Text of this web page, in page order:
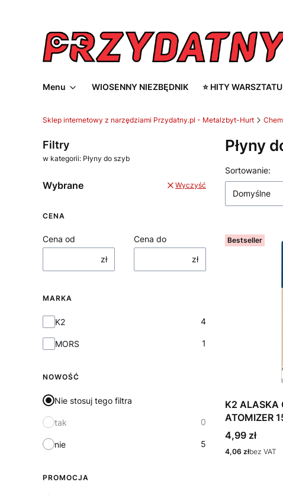
Menu WIOSENNY NIEZBĘDNIK ⭐ HITY WARSZTATU
Sklep internetowy z narzędziami Przydatny.pl - Metalzbyt-Hurt
Filtry
w kategorii: Płyny do szyb
Wybrane Wyczyść
CENA
Cena od
zł
Cena do
zł
MARKA
Marka
K2 4
MORS 1
NOWOŚĆ
Nie stosuj tego filtra
tak 0
nie 5
PROMOCJA
Płyny
Lista
Sortowanie:
Domyślne
Bestseller
K2 ALASKA
ATOMIZER
Cena
4,99 zł
Cena
4,06 złbez VAT